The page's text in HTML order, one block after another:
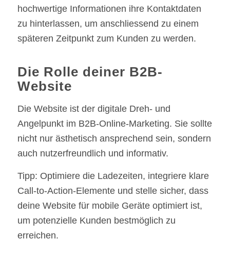
hochwertige Informationen ihre Kontaktdaten
zu hinterlassen, um anschliessend zu einem
späteren Zeitpunkt zum Kunden zu werden.
Die Rolle deiner B2B-
Website
Die Website ist der digitale Dreh- und
Angelpunkt im B2B-Online-Marketing. Sie sollte
nicht nur ästhetisch ansprechend sein, sondern
auch nutzerfreundlich und informativ.
Tipp: Optimiere die Ladezeiten, integriere klare
Call-to-Action-Elemente und stelle sicher, dass
deine Website für mobile Geräte optimiert ist,
um potenzielle Kunden bestmöglich zu
erreichen.